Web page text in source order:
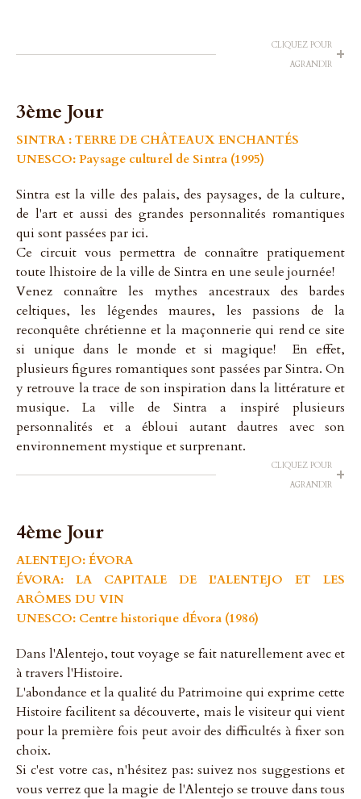
CLIQUEZ POUR
AGRANDIR +
3ème Jour
SINTRA : TERRE DE CHÂTEAUX ENCHANTÉS
UNESCO: Paysage culturel de Sintra (1995)
Sintra est la ville des palais, des paysages, de la culture,
de l'art et aussi des grandes personnalités romantiques
qui sont passées par ici.
Ce circuit vous permettra de connaître pratiquement
toute lhistoire de la ville de Sintra en une seule journée!
Venez connaître les mythes ancestraux des bardes
celtiques, les légendes maures, les passions de la
reconquête chrétienne et la maçonnerie qui rend ce site
si unique dans le monde et si magique! En effet,
plusieurs figures romantiques sont passées par Sintra. On
y retrouve la trace de son inspiration dans la littérature et
musique. La ville de Sintra a inspiré plusieurs
personnalités et a ébloui autant dautres avec son
environnement mystique et surprenant.
CLIQUEZ POUR
AGRANDIR +
4ème Jour
ALENTEJO: ÉVORA
ÉVORA: LA CAPITALE DE L'ALENTEJO ET LES
ARÔMES DU VIN
UNESCO: Centre historique dÉvora (1986)
Dans l'Alentejo, tout voyage se fait naturellement avec et
à travers l'Histoire.
L'abondance et la qualité du Patrimoine qui exprime cette
Histoire facilitent sa découverte, mais le visiteur qui vient
pour la première fois peut avoir des difficultés à fixer son
choix.
Si c'est votre cas, n'hésitez pas: suivez nos suggestions et
vous verrez que la magie de l'Alentejo se trouve dans tous